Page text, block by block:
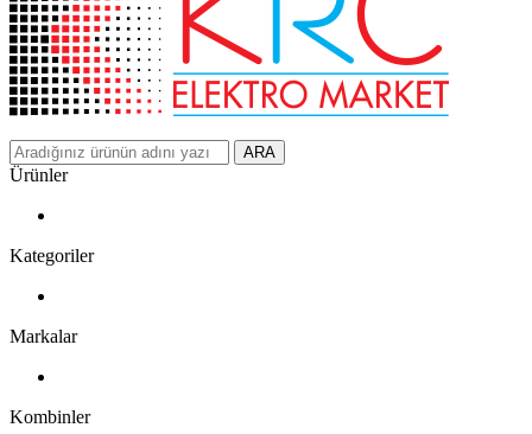
ARA
Ürünler
Kategoriler
Markalar
Kombinler